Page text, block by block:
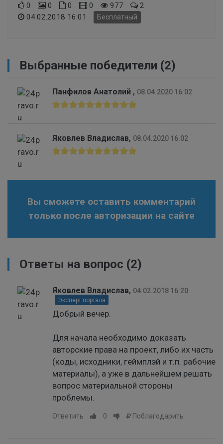
0 0 0 0 977
2
04.02.2018 16:01
Бесплатный
Выбранные победители (2)
Панфилов Анатолий , 08.04.2020 16:02
Яковлев Владислав, 08.04.2020 16:02
Вы сможете оставить комментарий
только после авторизации на сайте
Ответы на вопрос (2)
Яковлев Владислав, 04.02.2018 16:20
Эксперт портала
Добрый вечер.
Для начала необходимо доказать
авторские права на проект, либо их часть
(коды, исходники, геймплэй и т.п. рабочие
материалы), а уже в дальнейшем решать
вопрос материальной стороны
проблемы.
Ответить 0 Поблагодарить